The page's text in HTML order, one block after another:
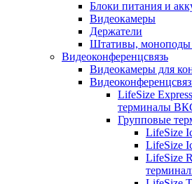
Блоки питания и
Видеокамеры
Держатели
Штативы, моноподы
Видеоконференцсвязь
Видеокамеры для
LifeSize
терминалы
Групповые
LifeSize
LifeSize
LifeSize